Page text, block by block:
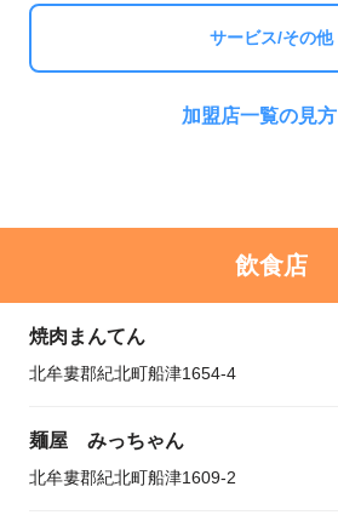
サービス/その他
加盟店一覧の見方
飲食店
焼肉まんてん
北牟婁郡紀北町船津1654-4
麺屋 みっちゃん
北牟婁郡紀北町船津1609-2